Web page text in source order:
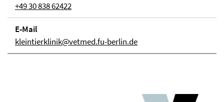
+49 30 838 62422
E-Mail
kleintierklinik@vetmed.fu-berlin.de